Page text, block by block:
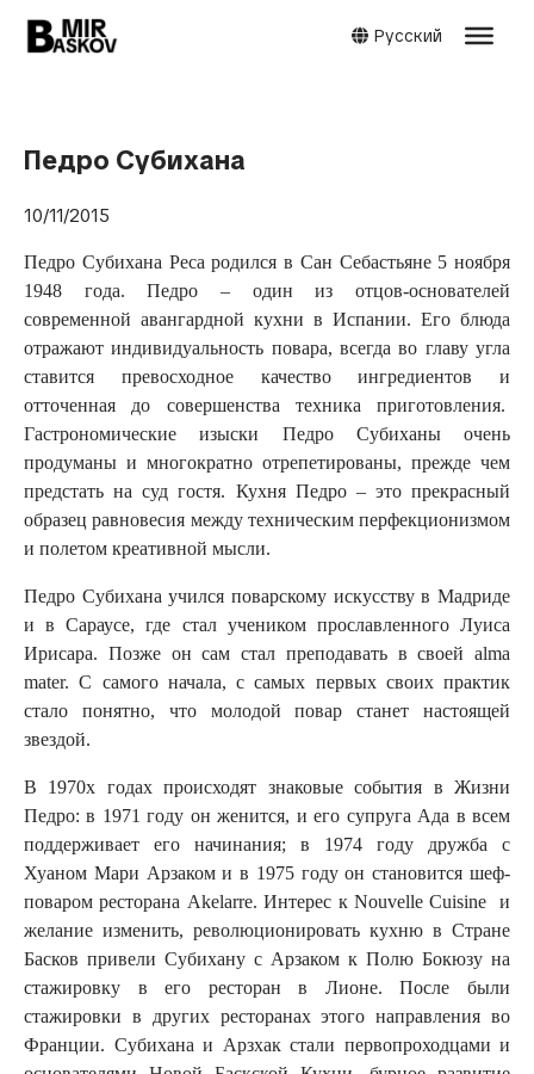
Русский
Педро Субихана
10/11/2015
Педро Субихана Реса родился в Сан Себастьяне 5 ноября
1948 года. Педро – один из отцов-основателей
современной авангардной кухни в Испании. Его блюда
отражают индивидуальность повара, всегда во главу угла
ставится превосходное качество ингредиентов и
отточенная до совершенства техника приготовления.
Гастрономические изыски Педро Субиханы очень
продуманы и многократно отрепетированы, прежде чем
предстать на суд гостя. Кухня Педро – это прекрасный
образец равновесия между техническим перфекционизмом
и полетом креативной мысли.
Педро Субихана учился поварскому искусству в Мадриде
и в Сараусе, где стал учеником прославленного Луиса
Ирисара. Позже он сам стал преподавать в своей alma
mater. С самого начала, с самых первых своих практик
стало понятно, что молодой повар станет настоящей
звездой.
В 1970х годах происходят знаковые события в Жизни
Педро: в 1971 году он женится, и его супруга Ада в всем
поддерживает его начинания; в 1974 году дружба с
Хуаном Мари Арзаком и в 1975 году он становится шеф-
поваром ресторана Akelarre. Интерес к Nouvelle Cuisine и
желание изменить, революционировать кухню в Стране
Басков привели Субихану с Арзаком к Полю Бокюзу на
стажировку в его ресторан в Лионе. После были
стажировки в других ресторанах этого направления во
Франции. Субихана и Арзхак стали первопроходцами и